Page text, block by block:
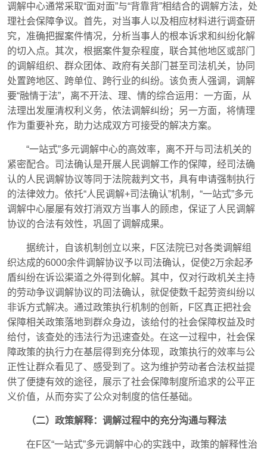
调解中心通常采取“面对面”与“背靠背”相结合的调解方法，处
理社会保障争议。首先，对当事人以及相应材料进行调查研
究，准确把握案件情况，分析当事人的根本诉求和纠纷化解
的切入点。其次，根据案件复杂程度，联合其他地区或部门
的调解组织、群众团体、政府有关部门甚至司法机关，协同
处置跨地区、跨单位、跨行业的纠纷。该负责人强调，调解
要“融情于法”，离不开法、理、情的综合运用：一方面，从
法理出发厘清权利义务，依法调解纠纷；另一方面，将情理
作为重要补充，助力达成双方可接受的解决方案。
“一站式”多元调解中心的高效率，离不开与司法机关的
紧密配合。司法确认是开展人民调解工作的保障，经司法确
认的人民调解协议等同于法院裁判文书，具有申请强制执行
的法律效力。依托“人民调解+司法确认”机制，“一站式”多元
调解中心屡屡有效打消双方当事人的顾虑，保证了人民调解
协议的合法有效性，巩固了调解成果。
据统计，自该机制创立以来，F区法院已对各类调解组
织达成的6000余件调解协议予以司法确认，促使2万余起矛
盾纠纷在诉讼渠道之外得到化解。其中，仅对行政机关主持
的劳动争议调解协议的司法确认，就促使数千起劳资纠纷以
非诉方式解决。通过政策执行机制的创新，F区真正把社会
保障相关政策落地到群众身边，该给付的社会保障权益及时
给付，该查处的违法行为迅速查处。在这一过程中，社会保
障政策的执行力在基层得到充分体现，政策执行的效率与公
正性让群众看见了、感受到了。这为维护劳动者合法权益提
供了便捷有效的途径，展示了社会保障制度所追求的公平正
义价值，从而夯实了公众对制度的信任基础。
（二）政策解释：调解过程中的充分沟通与释法
在F区“一站式”多元调解中心的实践中，政策的解释性治